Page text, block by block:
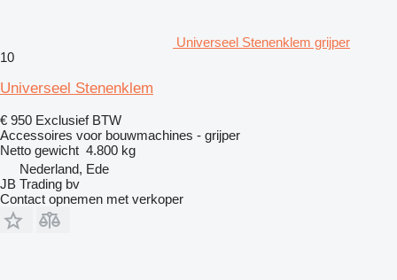
Universeel Stenenklem grijper
10
Universeel Stenenklem
€ 950 Exclusief BTW
Accessoires voor bouwmachines - grijper
Netto gewicht 4.800 kg
Nederland, Ede
JB Trading bv
Contact opnemen met verkoper